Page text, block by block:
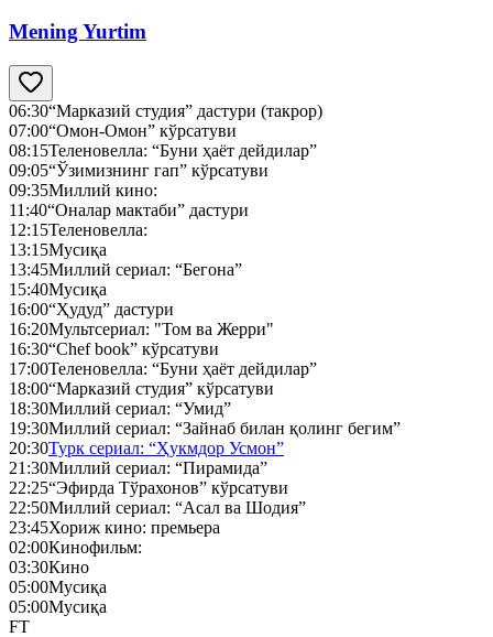
Mening Yurtim
06:30“Марказий студия” дастури (такрор)
07:00“Омон-Омон” кўрсатуви
08:15Теленовелла: “Буни ҳаёт дейдилар”
09:05“Ўзимизнинг гап” кўрсатуви
09:35Миллий кино:
11:40“Оналар мактаби” дастури
12:15Теленовелла:
13:15Мусиқа
13:45Миллий сериал: “Бегона”
15:40Мусиқа
16:00“Ҳудуд” дастури
16:20Мультсериал: "Том ва Жерри"
16:30“Chef book” кўрсатуви
17:00Теленовелла: “Буни ҳаёт дейдилар”
18:00“Марказий студия” кўрсатуви
18:30Миллий сериал: “Умид”
19:30Миллий сериал: “Зайнаб билан қолинг бегим”
20:30Турк сериал: “Ҳукмдор Усмон”
21:30Миллий сериал: “Пирамида”
22:25“Эфирда Тўрахонов” кўрсатуви
22:50Миллий сериал: “Асал ва Шодия”
23:45Хориж кино: премьера
02:00Кинофильм:
03:30Кино
05:00Мусиқа
05:00Мусиқа
FT